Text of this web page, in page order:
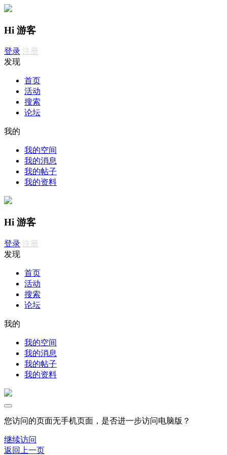
Hi 游客
登录 注册
发现
首页
活动
搜索
论坛
我的
我的空间
我的消息
我的帖子
我的资料
Hi 游客
登录 注册
发现
首页
活动
搜索
论坛
我的
我的空间
我的消息
我的帖子
我的资料
您访问的页面无手机页面，是否进一步访问电脑版？
继续访问
返回上一页